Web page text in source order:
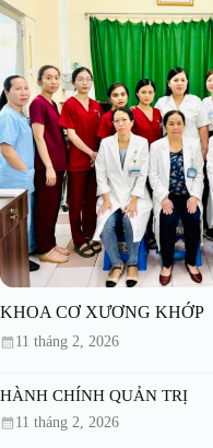
KHOA CƠ XƯƠNG KHỚP
11 tháng 2, 2026
HÀNH CHÍNH QUẢN TRỊ
11 tháng 2, 2026